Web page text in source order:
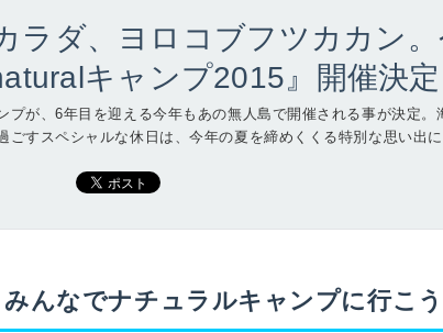
ラダ、ヨロコブフツカカン
キャンプ2015』開催決
プが、6年目を迎える今年もあの無人島で開催される事が決定
ごすスペシャルな休日は、今年の夏を締めくくる特別な思い出に
んなでナチュラルキャンプに行こう